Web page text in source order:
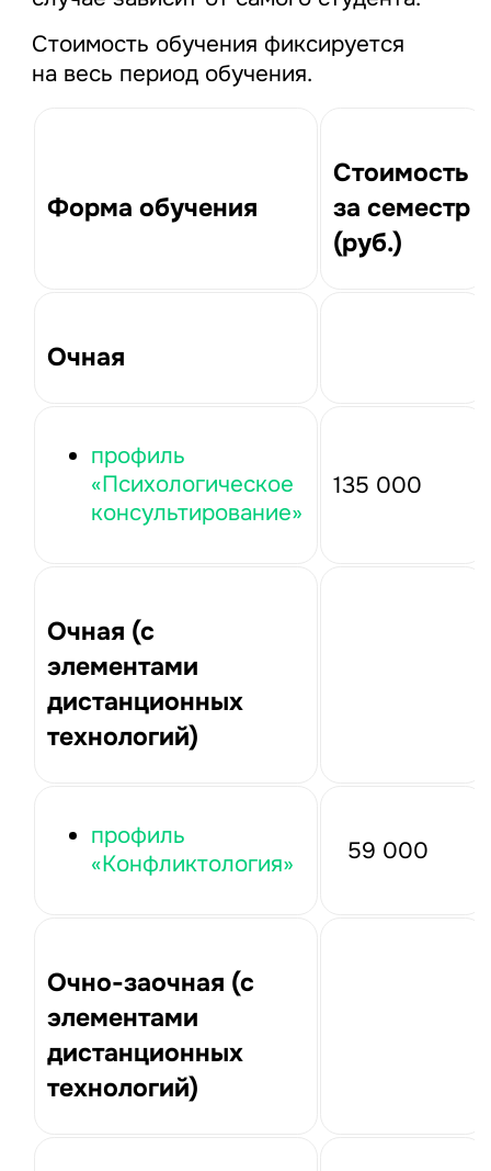
Стоимость обучения фиксируется
на весь период обучения.
Форма обучения
Стоимость
за семестр
(руб.)
Очная
профиль
«Психологическое
консультирование»
135 000
Очная (с
элементами
дистанционных
технологий)
профиль
«Конфликтология»
59 000
Очно-заочная (с
элементами
дистанционных
технологий)